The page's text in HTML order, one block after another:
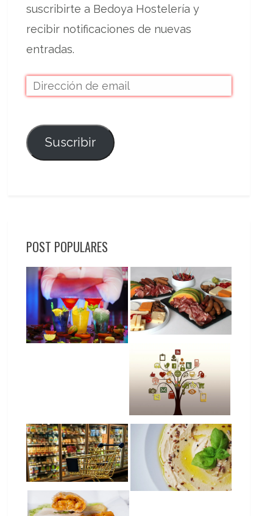
suscribirte a Bedoya Hostelería y
recibir notificaciones de nuevas
entradas.
Suscribir
POST POPULARES